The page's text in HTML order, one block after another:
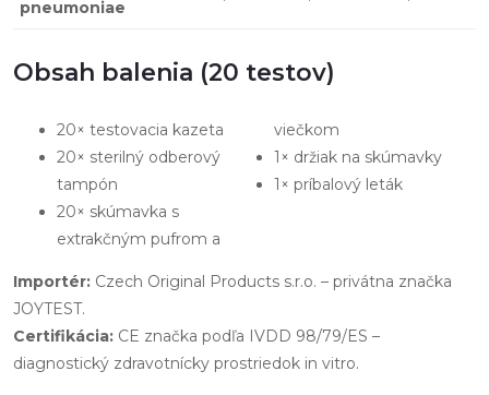
pneumoniae
Obsah balenia (20 testov)
20× testovacia kazeta
20× sterilný odberový
tampón
20× skúmavka s
extrakčným pufrom a
viečkom
1× držiak na skúmavky
1× príbalový leták
Importér: Czech Original Products s.r.o. – privátna značka
JOYTEST.
Certifikácia: CE značka podľa IVDD 98/79/ES –
diagnostický zdravotnícky prostriedok in vitro.